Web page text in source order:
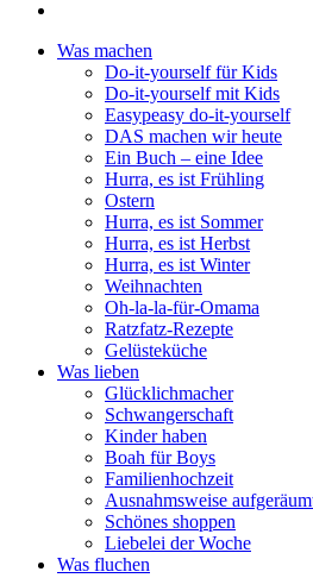
Was machen
Do-it-yourself für Kids
Do-it-yourself mit Kids
Easypeasy do-it-yourself
DAS machen wir heute
Ein Buch – eine Idee
Hurra, es ist Frühling
Ostern
Hurra, es ist Sommer
Hurra, es ist Herbst
Hurra, es ist Winter
Weihnachten
Oh-la-la-für-Omama
Ratzfatz-Rezepte
Gelüsteküche
Was lieben
Glücklichmacher
Schwangerschaft
Kinder haben
Boah für Boys
Familienhochzeit
Ausnahmsweise
Schönes shoppen
Liebelei der Woche
Was fluchen